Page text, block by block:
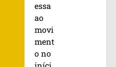
essa
ao
movi
ment
o no